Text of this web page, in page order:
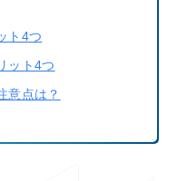
ト4つ
ット4つ
意点は？